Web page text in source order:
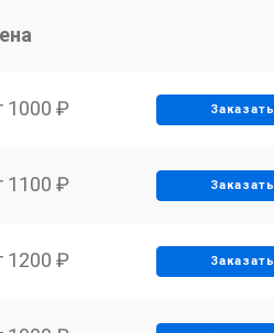
1000 ₽ Заказать
1100 ₽ Заказать
1200 ₽ Заказать